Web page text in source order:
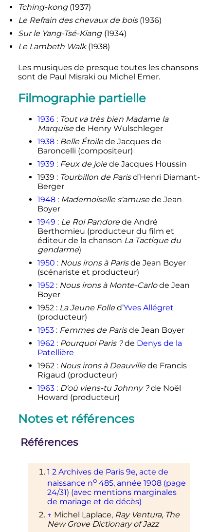
Tching-kong(1937)
Le Refrain des chevaux de bois(1936)
Sur le Yang-Tsé-Kiang(1934)
Le Lambeth Walk(1938)
Les musiques de presque toutes les chansons
sont de Paul Misraki ou Michel Emer.
Filmographie partielle
1936 : Tout va très bien Madame la
Marquisede Henry Wulschleger
1938 : Belle Étoilede Jacques de
Baroncelli (compositeur)
1939 : Feux de joiede Jacques Houssin
1939 : Tourbillon de Parisd’Henri Diamant-
Berger
1948 : Mademoiselle s'amusede Jean
Boyer
1949 : Le Roi Pandorede André
Berthomieu (producteur du film et
éditeur de la chanson La Tactique du
gendarme)
1950 : Nous irons à Parisde Jean Boyer
(scénariste et producteur)
1952 : Nous irons à Monte-Carlode Jean
Boyer
1952 : La Jeune Folled’Yves Allégret
(producteur)
1953 : Femmes de Parisde Jean Boyer
1962 : Pourquoi Paris ?de Denys de la
Patellière
1962 : Nous irons à Deauvillede Francis
Rigaud (producteur)
1963 : D'où viens-tu Johnny ?de Noël
Howard (producteur)
Notes et références
Références
1 2 Archives de Paris 9e, acte de
naissance no 485, année 1908 (page
24/31) (avec mentions marginales
de mariage et de décès)
↑ Michel Laplace, Ray Ventura, The
New Grove Dictionary of Jazz